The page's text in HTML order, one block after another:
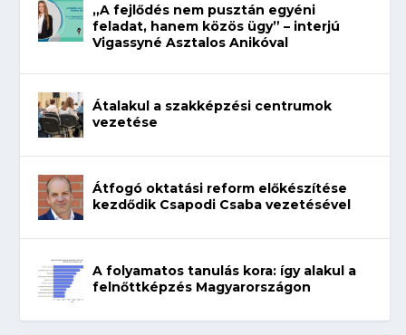
„A fejlődés nem pusztán egyéni
feladat, hanem közös ügy” – interjú
Vigassyné Asztalos Anikóval
Átalakul a szakképzési centrumok
vezetése
Átfogó oktatási reform előkészítése
kezdődik Csapodi Csaba vezetésével
A folyamatos tanulás kora: így alakul a
felnőttképzés Magyarországon